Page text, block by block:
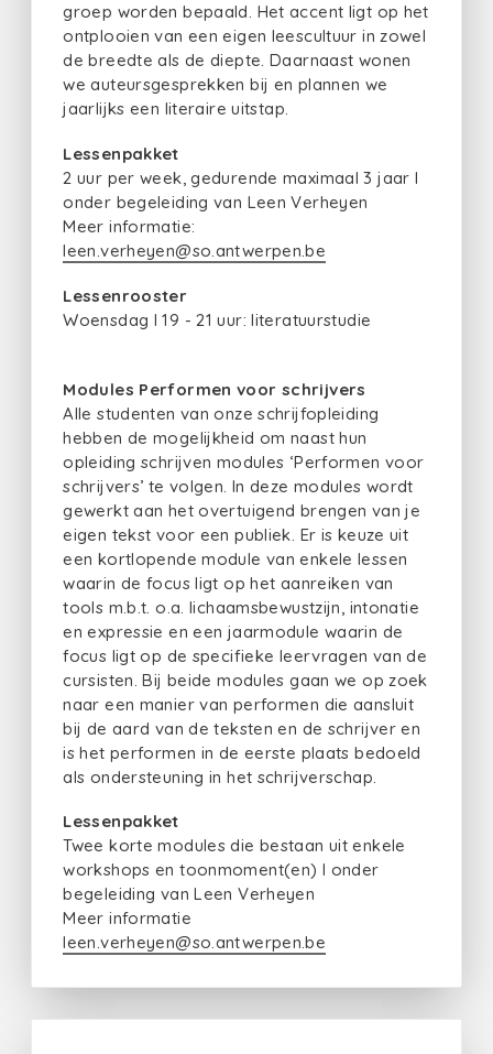
groep worden bepaald. Het accent ligt op het
ontplooien van een eigen leescultuur in zowel
de breedte als de diepte. Daarnaast wonen
we auteursgesprekken bij en plannen we
jaarlijks een literaire uitstap.
Lessenpakket
2 uur per week, gedurende maximaal 3 jaar I
onder begeleiding van Leen Verheyen
Meer informatie:
leen.verheyen@so.antwerpen.be
Lessenrooster
Woensdag I 19 - 21 uur: literatuurstudie
Modules Performen voor schrijvers
Alle studenten van onze schrijfopleiding
hebben de mogelijkheid om naast hun
opleiding schrijven modules ‘Performen voor
schrijvers’ te volgen. In deze modules wordt
gewerkt aan het overtuigend brengen van je
eigen tekst voor een publiek. Er is keuze uit
een kortlopende module van enkele lessen
waarin de focus ligt op het aanreiken van
tools m.b.t. o.a. lichaamsbewustzijn, intonatie
en expressie en een jaarmodule waarin de
focus ligt op de specifieke leervragen van de
cursisten. Bij beide modules gaan we op zoek
naar een manier van performen die aansluit
bij de aard van de teksten en de schrijver en
is het performen in de eerste plaats bedoeld
als ondersteuning in het schrijverschap.
Lessenpakket
Twee korte modules die bestaan uit enkele
workshops en toonmoment(en) I onder
begeleiding van Leen Verheyen
Meer informatie
leen.verheyen@so.antwerpen.be